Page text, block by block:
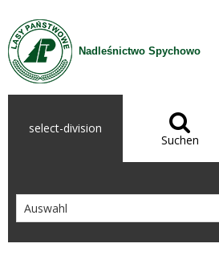
Zum Inhalt wechseln
Nadleśnictwo Spychowo
select-division 
Suchen